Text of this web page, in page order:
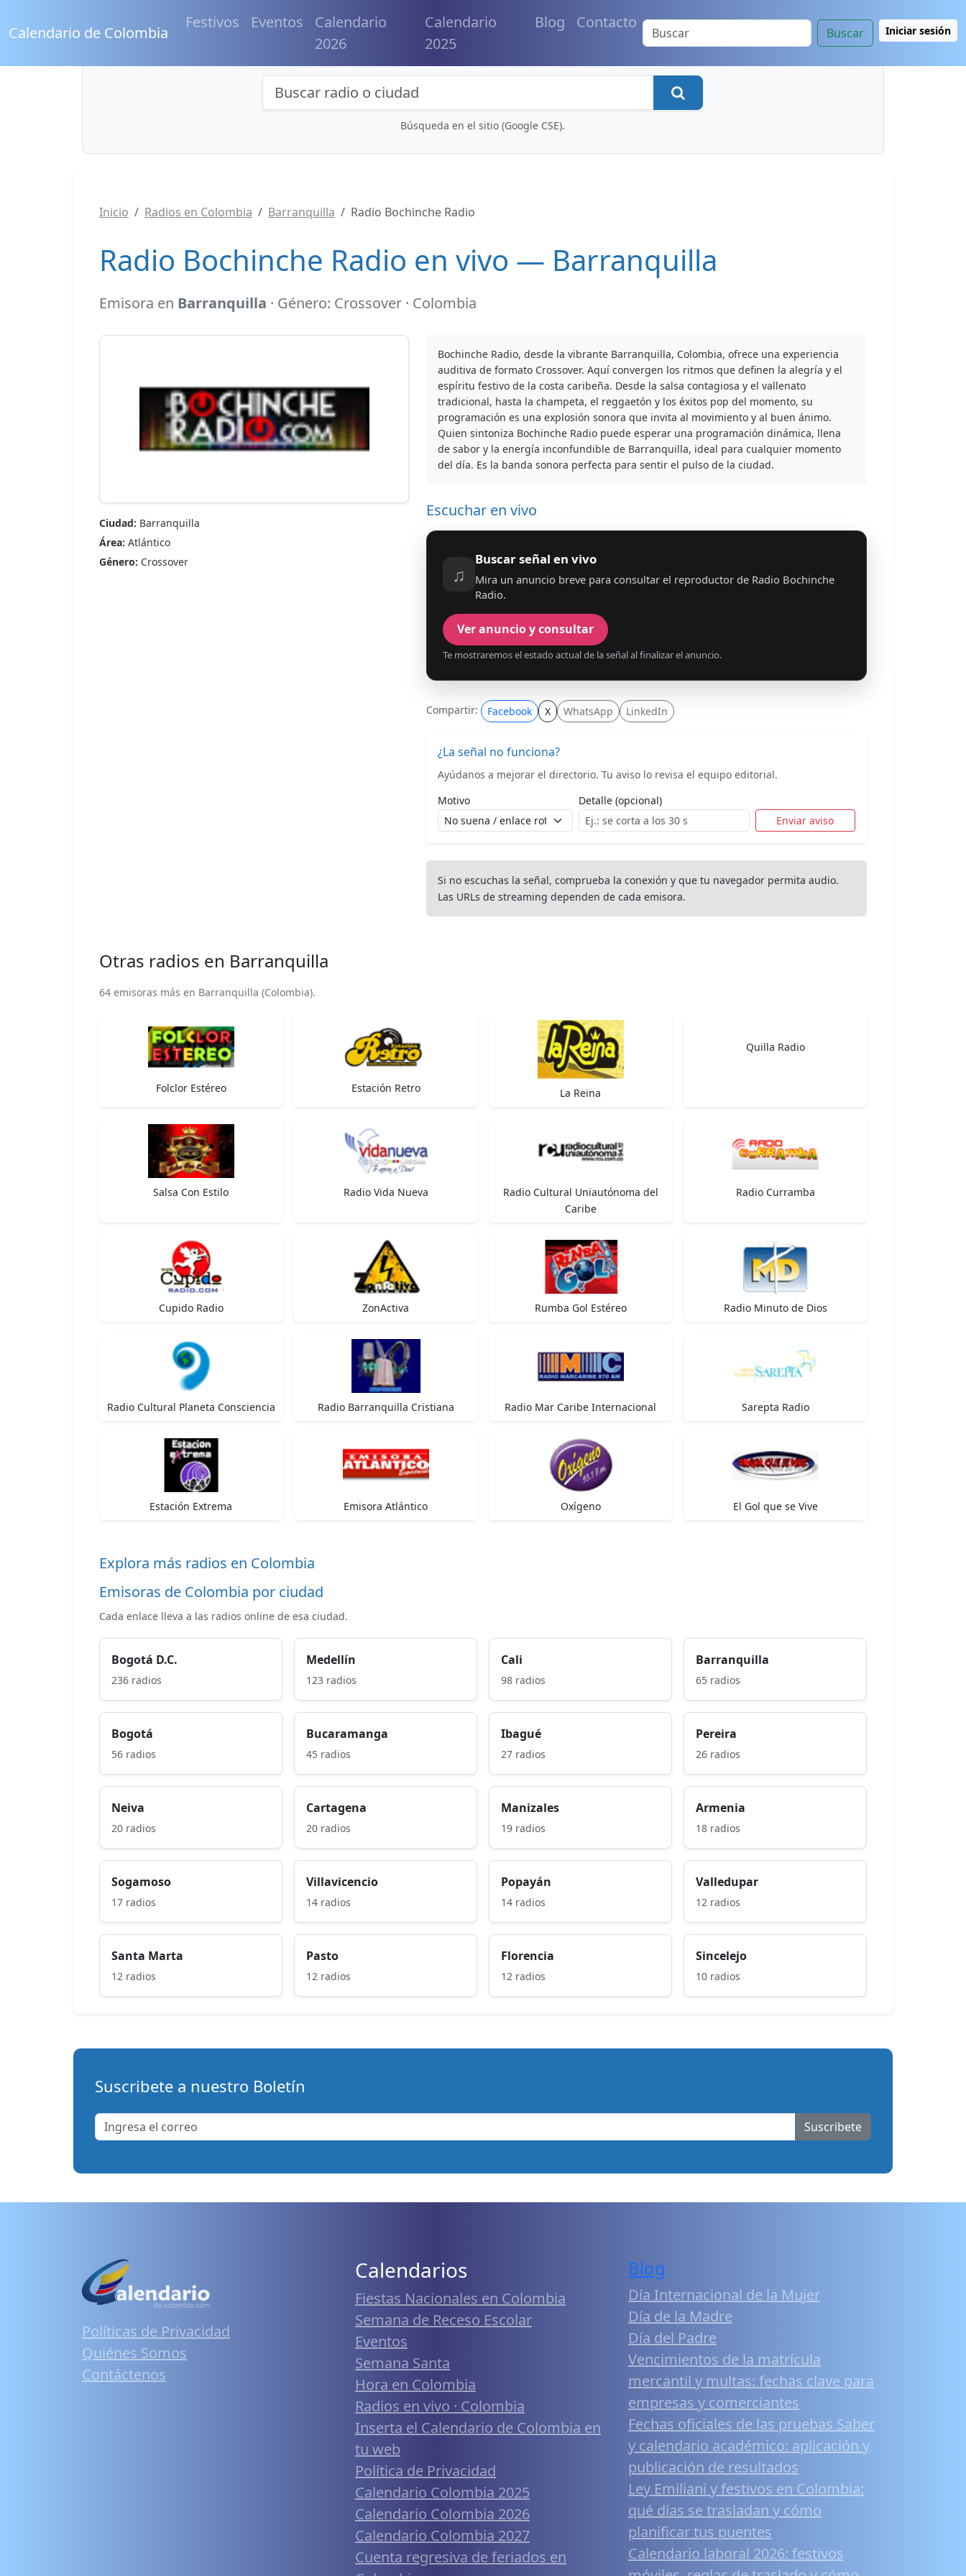
Calendario de Colombia
Festivos Eventos
Calendario
2026
Calendario
2025
Blog Contacto
Buscar Iniciar sesión
Búsqueda de radios y contenidos
Búsqueda en el sitio (Google CSE).
Inicio Radios en Colombia Barranquilla Radio Bochinche Radio
Radio Bochinche Radio en vivo — Barranquilla
Emisora en Barranquilla · Género: Crossover · Colombia
Ciudad: Barranquilla
Área: Atlántico
Género: Crossover
Bochinche Radio, desde la vibrante Barranquilla, Colombia, ofrece una experiencia
auditiva de formato Crossover. Aquí convergen los ritmos que definen la alegría y el
espíritu festivo de la costa caribeña. Desde la salsa contagiosa y el vallenato
tradicional, hasta la champeta, el reggaetón y los éxitos pop del momento, su
programación es una explosión sonora que invita al movimiento y al buen ánimo.
Quien sintoniza Bochinche Radio puede esperar una programación dinámica, llena
de sabor y la energía inconfundible de Barranquilla, ideal para cualquier momento
del día. Es la banda sonora perfecta para sentir el pulso de la ciudad.
Escuchar en vivo
♫
Buscar señal en vivo
Mira un anuncio breve para consultar el reproductor de Radio Bochinche
Radio.
Ver anuncio y consultar
Te mostraremos el estado actual de la señal al finalizar el anuncio.
Compartir: Facebook X WhatsApp LinkedIn
¿La señal no funciona?
Ayúdanos a mejorar el directorio. Tu aviso lo revisa el equipo editorial.
Motivo
Detalle (opcional)
Enviar aviso
Si no escuchas la señal, comprueba la conexión y que tu navegador permita audio.
Las URLs de streaming dependen de cada emisora.
Otras radios en Barranquilla
64 emisoras más en Barranquilla (Colombia).
Folclor Estéreo Estación Retro La Reina
Quilla Radio
Salsa Con Estilo Radio Vida Nueva
Radio Cultural Uniautónoma del
Caribe
Radio Curramba
Cupido Radio ZonActiva Rumba Gol Estéreo Radio Minuto de Dios
Radio Cultural Planeta Consciencia Radio Barranquilla Cristiana Radio Mar Caribe Internacional Sarepta Radio
Estación Extrema Emisora Atlántico Oxígeno El Gol que se Vive
Explora más radios en Colombia
Emisoras de Colombia por ciudad
Cada enlace lleva a las radios online de esa ciudad.
Bogotá D.C.
236 radios
Medellín
123 radios
Cali
98 radios
Barranquilla
65 radios
Bogotá
56 radios
Bucaramanga
45 radios
Ibagué
27 radios
Pereira
26 radios
Neiva
20 radios
Cartagena
20 radios
Manizales
19 radios
Armenia
18 radios
Sogamoso
17 radios
Villavicencio
14 radios
Popayán
14 radios
Valledupar
12 radios
Santa Marta
12 radios
Pasto
12 radios
Florencia
12 radios
Sincelejo
10 radios
Suscribete a nuestro Boletín
Suscribete
Políticas de Privacidad
Quiénes Somos
Contáctenos
Calendarios
Fiestas Nacionales en Colombia
Semana de Receso Escolar
Eventos
Semana Santa
Hora en Colombia
Radios en vivo · Colombia
Inserta el Calendario de Colombia en
tu web
Política de Privacidad
Calendario Colombia 2025
Calendario Colombia 2026
Calendario Colombia 2027
Cuenta regresiva de feriados en
Blog
Día Internacional de la Mujer
Día de la Madre
Día del Padre
Vencimientos de la matrícula
mercantil y multas: fechas clave para
empresas y comerciantes
Fechas oficiales de las pruebas Saber
y calendario académico: aplicación y
publicación de resultados
Ley Emiliani y festivos en Colombia:
qué días se trasladan y cómo
planificar tus puentes
Calendario laboral 2026: festivos